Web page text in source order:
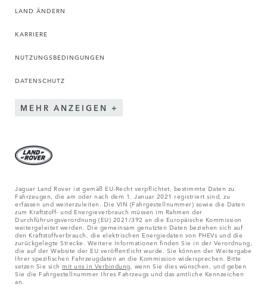
LAND ÄNDERN
KARRIERE
NUTZUNGSBEDINGUNGEN
DATENSCHUTZ
MEHR ANZEIGEN
Jaguar Land Rover ist gemäß EU-Recht verpflichtet, bestimmte Daten zu
Fahrzeugen, die am oder nach dem 1. Januar 2021 registriert sind, zu
erfassen und weiterzuleiten. Die VIN (Fahrgestellnummer) sowie die Daten
zum Kraftstoff- und Energieverbrauch müssen im Rahmen der
Durchführungsverordnung (EU) 2021/392 an die Europäische Kommission
weitergeleitet werden. Die gemeinsam genutzten Daten beziehen sich auf
den Kraftstoffverbrauch, die elektrischen Energiedaten von PHEVs und die
zurückgelegte Strecke. Weitere Informationen finden Sie in der Verordnung,
die auf der Website der EU veröffentlicht wurde. Sie können der Weitergabe
Ihrer spezifischen Fahrzeugdaten an die Kommission widersprechen. Bitte
setzen Sie sich mit uns in Verbindung , wenn Sie dies wünschen, und geben
Sie die Fahrgestellnummer Ihres Fahrzeugs und das amtliche Kennzeichen
an.